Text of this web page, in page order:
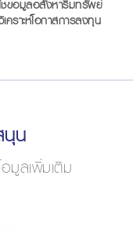
ช้ข้อมูลอสังหาริมทรัพย์
เคราะห์โอกาสการลงทุน
น
มูลเพิ่มเติม